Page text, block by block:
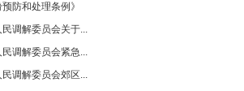
防和处理条例》
调解委员会关于...
调解委员会紧急...
调解委员会郊区...